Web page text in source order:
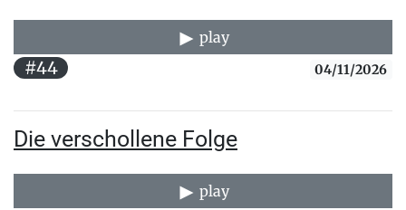
play
#44 04/11/2026
Die verschollene Folge
play